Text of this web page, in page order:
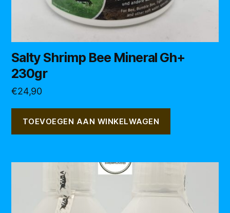
Salty Shrimp Bee Mineral Gh+
230gr
€24,90
TOEVOEGEN AAN WINKELWAGEN